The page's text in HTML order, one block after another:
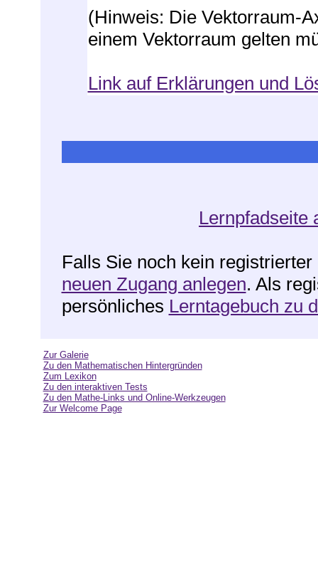
(Hinweis: Die Vektorraum-
einem Vektorraum gelten
Link auf Erklärungen und
Lernpfadseite
Falls Sie noch kein
neuen Zugang anlegen. Als
persönliches Lerntagebuch zu
Zur Galerie
Zu den Mathematischen Hintergründen
Zum Lexikon
Zu den interaktiven Tests
Zu den Mathe-Links und Online-Werkzeugen
Zur Welcome Page